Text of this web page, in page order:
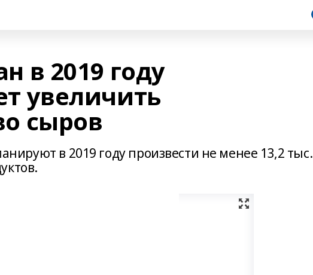
в 2019 году
увеличить
сыров
в 2019 году произвести не менее 13,2 тыс.